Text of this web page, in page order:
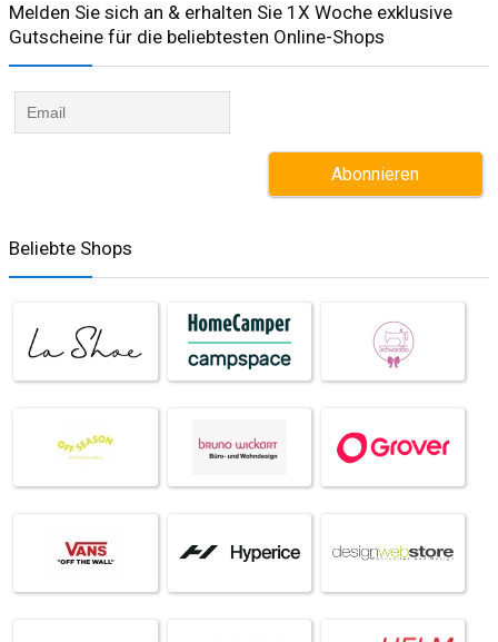
Melden Sie sich an & erhalten Sie 1X Woche exklusive
Gutscheine für die beliebtesten Online-Shops​
Beliebte Shops